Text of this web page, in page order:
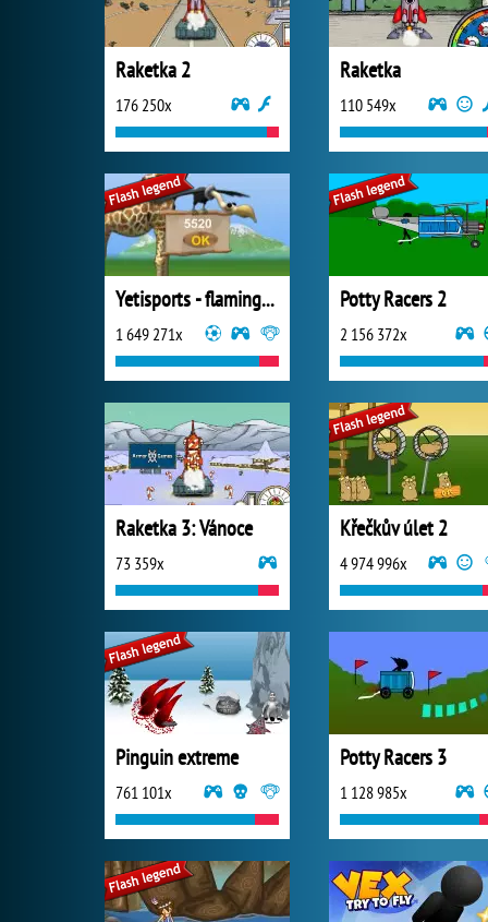
Raketka 2
176 250x
Raketka
110 549x
Yetisports - flamingo drive
1 649 271x
Potty Racers 2
2 156 372x
Raketka 3: Vánoce
73 359x
Křečkův úlet 2
4 974 996x
Pinguin extreme
761 101x
Potty Racers 3
1 128 985x